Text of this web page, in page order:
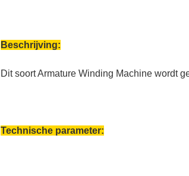
Beschrijving:
Dit soort Armature Winding Machine wordt
Technische parameter: